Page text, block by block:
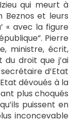
qui meurt à
Beznos et leurs
« avec la figure
Pierre
ministre, écrit,
droit que j’ai
d’Etat
dévoués à la
plus choqués
puissent en
inconcevable